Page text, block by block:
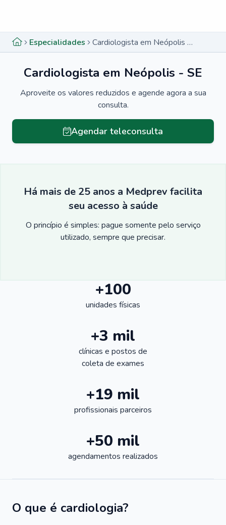
Especialidades Cardiologista em Neópolis - SE
Cardiologista em Neópolis - SE
Aproveite os valores reduzidos e agende agora a sua
consulta.
Agendar teleconsulta
Há mais de 25 anos a Medprev facilita
seu acesso à saúde
O princípio é simples: pague somente pelo serviço
utilizado, sempre que precisar.
+100
unidades físicas
+3 mil
clínicas e postos de
coleta de exames
+19 mil
profissionais parceiros
+50 mil
agendamentos realizados
O que é cardiologia?